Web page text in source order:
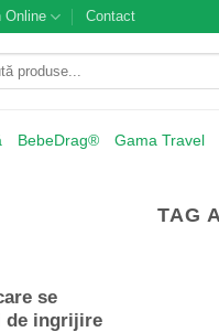
Online Contact
BebeDrag® Gama Travel
TAG
se
de ingrijire